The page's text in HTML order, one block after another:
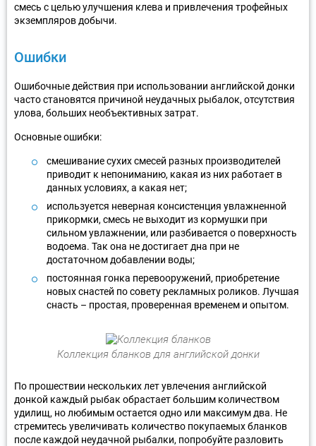
смесь с целью улучшения клева и привлечения трофейных
экземпляров добычи.
Ошибки
Ошибочные действия при использовании английской донки
часто становятся причиной неудачных рыбалок, отсутствия
улова, больших необъективных затрат.
Основные ошибки:
смешивание сухих смесей разных производителей
приводит к непониманию, какая из них работает в
данных условиях, а какая нет;
используется неверная консистенция увлажненной
прикормки, смесь не выходит из кормушки при
сильном увлажнении, или разбивается о поверхность
водоема. Так она не достигает дна при не
достаточном добавлении воды;
постоянная гонка перевооружений, приобретение
новых снастей по совету рекламных роликов. Лучшая
снасть – простая, проверенная временем и опытом.
Коллекция бланков для английской донки
По прошествии нескольких лет увлечения английской
донкой каждый рыбак обрастает большим количеством
удилищ, но любимым остается одно или максимум два. Не
стремитесь увеличивать количество покупаемых бланков
после каждой неудачной рыбалки, попробуйте разловить